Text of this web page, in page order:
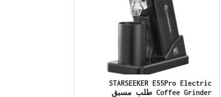
STARSEEKER E55Pro Electric
Coffee Grinder طلب مسبق